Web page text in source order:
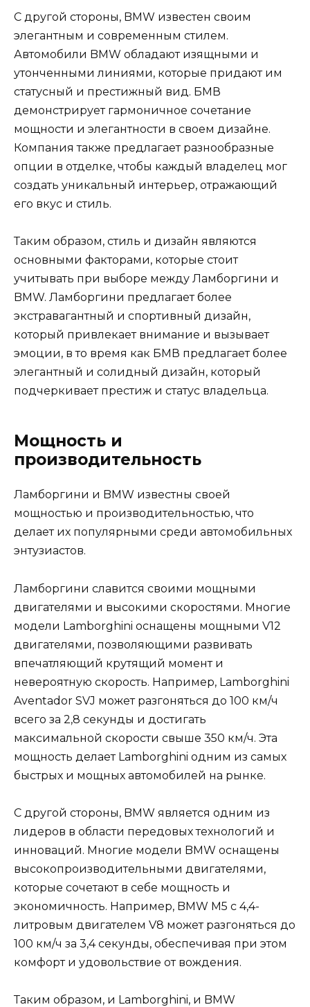
С другой стороны, BMW известен своим
элегантным и современным стилем.
Автомобили BMW обладают изящными и
утонченными линиями, которые придают им
статусный и престижный вид. БМВ
демонстрирует гармоничное сочетание
мощности и элегантности в своем дизайне.
Компания также предлагает разнообразные
опции в отделке, чтобы каждый владелец мог
создать уникальный интерьер, отражающий
его вкус и стиль.
Таким образом, стиль и дизайн являются
основными факторами, которые стоит
учитывать при выборе между Ламборгини и
BMW. Ламборгини предлагает более
экстравагантный и спортивный дизайн,
который привлекает внимание и вызывает
эмоции, в то время как БМВ предлагает более
элегантный и солидный дизайн, который
подчеркивает престиж и статус владельца.
Мощность и
производительность
Ламборгини и BMW известны своей
мощностью и производительностью, что
делает их популярными среди автомобильных
энтузиастов.
Ламборгини славится своими мощными
двигателями и высокими скоростями. Многие
модели Lamborghini оснащены мощными V12
двигателями, позволяющими развивать
впечатляющий крутящий момент и
невероятную скорость. Например, Lamborghini
Aventador SVJ может разгоняться до 100 км/ч
всего за 2,8 секунды и достигать
максимальной скорости свыше 350 км/ч. Эта
мощность делает Lamborghini одним из самых
быстрых и мощных автомобилей на рынке.
С другой стороны, BMW является одним из
лидеров в области передовых технологий и
инноваций. Многие модели BMW оснащены
высокопроизводительными двигателями,
которые сочетают в себе мощность и
экономичность. Например, BMW M5 с 4,4-
литровым двигателем V8 может разгоняться до
100 км/ч за 3,4 секунды, обеспечивая при этом
комфорт и удовольствие от вождения.
Таким образом, и Lamborghini, и BMW